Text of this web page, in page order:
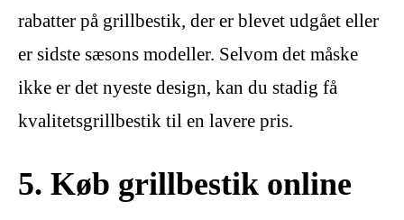
rabatter på grillbestik, der er blevet udgået eller
er sidste sæsons modeller. Selvom det måske
ikke er det nyeste design, kan du stadig få
kvalitetsgrillbestik til en lavere pris.
5. Køb grillbestik online